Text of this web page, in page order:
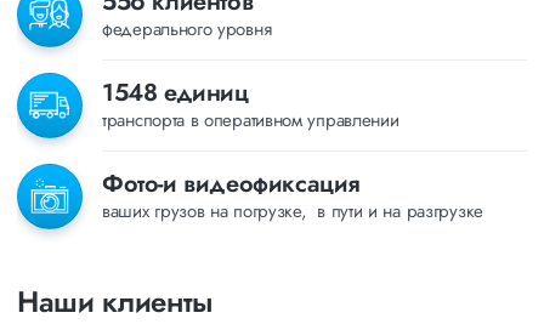
федерального уровня
1548 единиц
транспорта в оперативном управлении
Фото-и видеофиксация
ваших грузов на погрузке, в пути и на разгрузке
Наши клиенты